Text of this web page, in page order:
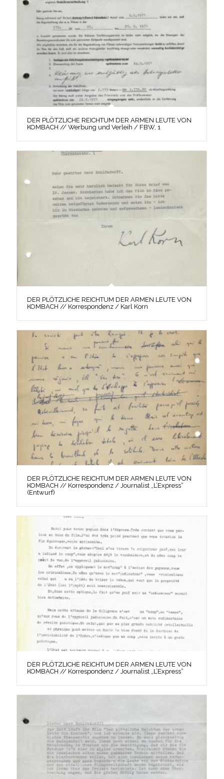
DER PLÖTZLICHE REICHTUM DER ARMEN LEUTE VON
KOMBACH // Werbung und Verleih / FBW, 1
DER PLÖTZLICHE REICHTUM DER ARMEN LEUTE VON
KOMBACH // Korrespondenz / Karl Korn
DER PLÖTZLICHE REICHTUM DER ARMEN LEUTE VON
KOMBACH // Korrespondenz / Journalist „L’Express“
(Entwurf)
DER PLÖTZLICHE REICHTUM DER ARMEN LEUTE VON
KOMBACH // Korrespondenz / Journalist „L’Express“